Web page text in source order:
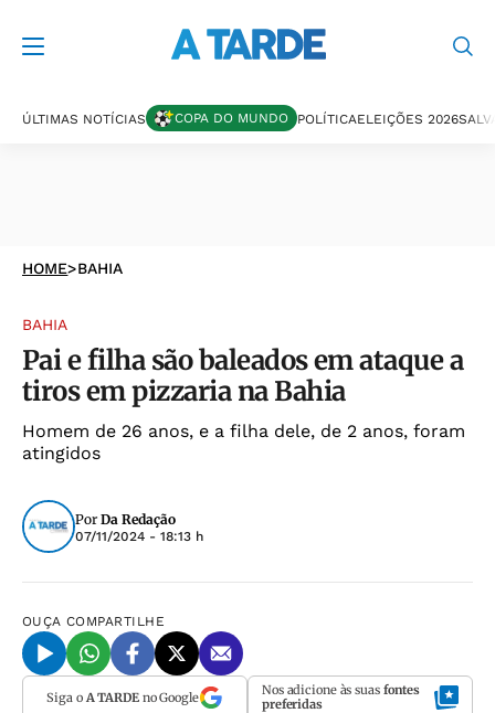
ÚLTIMAS NOTÍCIAS COPA DO MUNDO POLÍTICAELEIÇÕES 2026
HOME>BAHIA
BAHIA
Pai e filha são baleados em ataque a
tiros em pizzaria na Bahia
Homem de 26 anos, e a filha dele, de 2 anos, foram
atingidos
Por Da Redação
07/11/2024 - 18:13 h
OUÇA COMPARTILHE
Siga o A TARDEno Google Nos adicione às suas fontes
preferidas